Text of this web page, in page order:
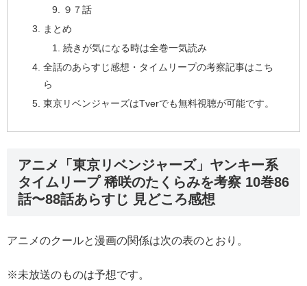
９７話
まとめ
続きが気になる時は全巻一気読み
全話のあらすじ感想・タイムリープの考察記事はこち
ら
東京リベンジャーズはTverでも無料視聴が可能です。
アニメ「東京リベンジャーズ」ヤンキー系
タイムリープ 稀咲のたくらみを考察 10巻86
話〜88話あらすじ 見どころ感想
アニメのクールと漫画の関係は次の表のとおり。
※未放送のものは予想です。